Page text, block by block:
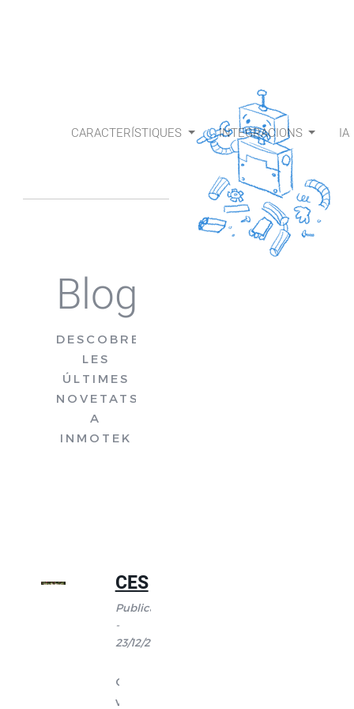
CARACTERÍSTIQUES INTEGRACIONS IA
Blog
DESCOBREIX
LES
ÚLTIMES
NOVETATS
A
INMOTEK
CES
Publicat
-
23/12/2016
Comunicar-
vos,